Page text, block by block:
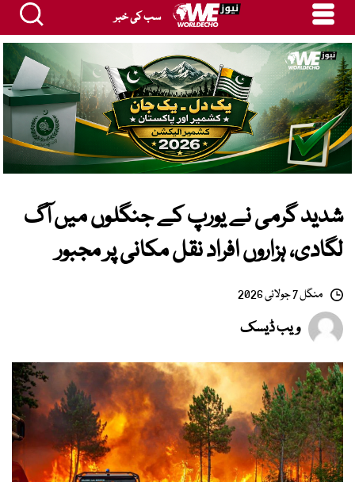
سب کی خبر
شدید گرمی نے یورپ کے جنگلوں میں آگ
لگادی، ہزاروں افراد نقل مکانی پر مجبور
منگل 7 جولائی 2026
ویب ڈیسک